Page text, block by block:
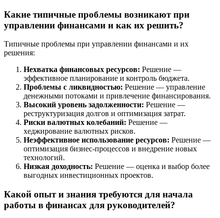
Какие типичные проблемы возникают при
управлении финансами и как их решить?
Типичные проблемы при управлении финансами и их
решения:
Нехватка финансовых ресурсов: Решение —
эффективное планирование и контроль бюджета.
Проблемы с ликвидностью: Решение — управление
денежными потоками и привлечение финансирования.
Высокий уровень задолженности: Решение —
реструктуризация долгов и оптимизация затрат.
Риски валютных колебаний: Решение —
хеджирование валютных рисков.
Неэффективное использование ресурсов: Решение —
оптимизация бизнес-процессов и внедрение новых
технологий.
Низкая доходность: Решение — оценка и выбор более
выгодных инвестиционных проектов.
Какой опыт и знания требуются для начала
работы в финансах для руководителей?